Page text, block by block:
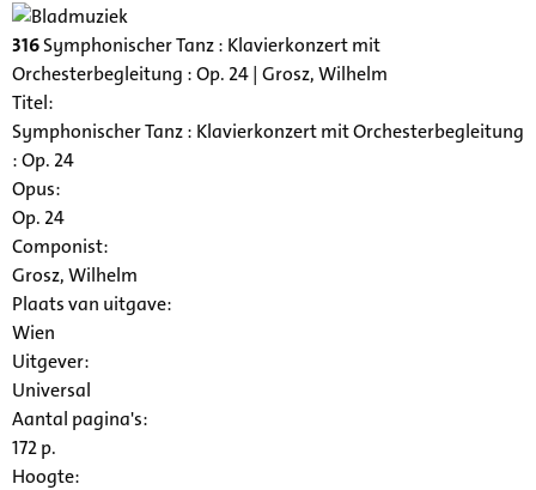
316Symphonischer Tanz : Klavierkonzert mit
Orchesterbegleitung : Op. 24 | Grosz, Wilhelm
Titel:
Symphonischer Tanz : Klavierkonzert mit Orchesterbegleitung
: Op. 24
Opus:
Op. 24
Componist:
Grosz, Wilhelm
Plaats van uitgave:
Wien
Uitgever:
Universal
Aantal pagina's:
172 p.
Hoogte: